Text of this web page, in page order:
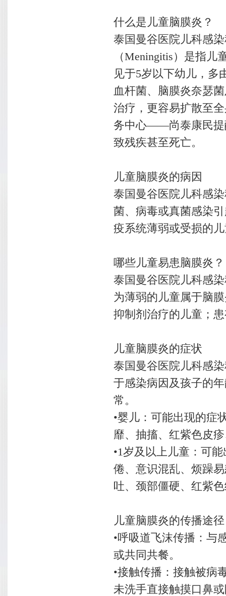
什么是儿童脑膜炎？
泰国曼谷医院儿科感染
（Meningitis）是指
见于5岁以下幼儿，多
血杆菌、脑膜炎奈瑟
治疗，更容易扩散至
务中心——尚泰康民提
致残疾甚至死亡。
儿童脑膜炎的病因
泰国曼谷医院儿科感染
菌、病毒或真菌感染
疫系统薄弱或受损的
哪些儿童易患脑膜炎？
泰国曼谷医院儿科感
为薄弱的儿童属于脑
抑制剂治疗的儿童；
儿童脑膜炎的症状
泰国曼谷医院儿科感
于感染病因及孩子的
常。
•婴儿：可能出现的症
靡、抽搐、红紫色皮
•1岁及以上儿童：可
倦、意识混乱、烦躁
吐、颈部僵硬、红紫
儿童脑膜炎的传播途径
•呼吸道飞沫传播：与
或共同共餐。
•接触传播：接触被病
未洗手直接触摸口鼻